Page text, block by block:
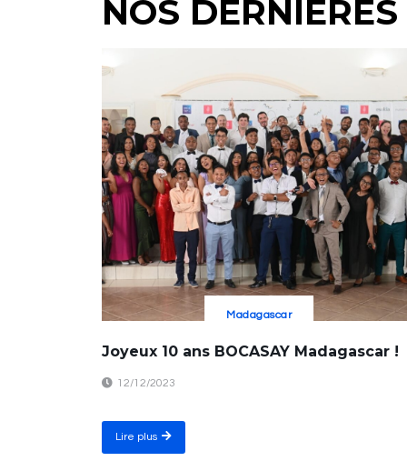
NOS
Madagascar
Joyeux 10 ans BOCASAY Madagascar !
12/12/2023
Lire plus